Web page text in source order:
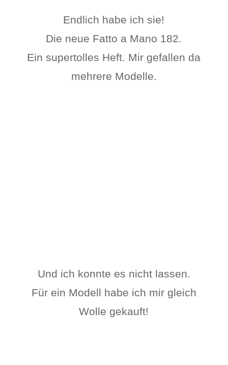
Endlich habe ich sie!
Die neue Fatto a Mano 182.
Ein supertolles Heft. Mir gefallen da
mehrere Modelle.
Und ich konnte es nicht lassen.
Für ein Modell habe ich mir gleich
Wolle gekauft!